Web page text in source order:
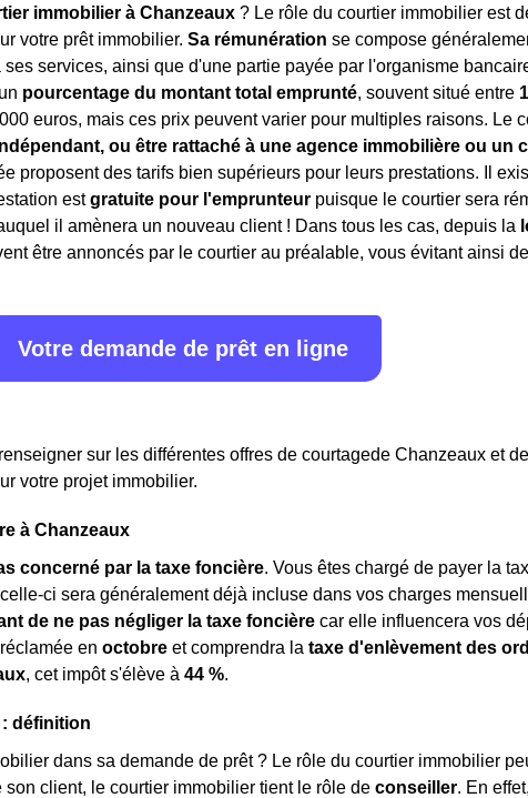
immobilier à Chanzeaux ? Le rôle du courtier immobilier est
votre prêt immobilier. Sa rémunération se compose
services, ainsi que d'une partie payée par l'organisme
pourcentage du montant total emprunté, souvent situé entre
euros, mais ces prix peuvent varier pour multiples raisons. Le
ou être rattaché à une agence immobilière ou un
proposent des tarifs bien supérieurs pour leurs prestations. Il
estgratuite pour l'emprunteur puisque le courtier sera
il amènera un nouveau client ! Dans tous les cas, depuis la
être annoncés par le courtier au préalable, vous évitant ainsi
Votre demande de prêt en ligne
sur les différentes offres de courtagede Chanzeaux et
votre projet immobilier.
à Chanzeaux
concerné par la taxe foncière. Vous êtes chargé de payer la
ci sera généralement déjà incluse dans vos charges
de ne pas négliger la taxe foncière car elle influencera vos
en octobre et comprendra la taxe d'enlèvement des
, cet impôt s'élève à 44 %.
définition
dans sa demande de prêt ? Le rôle du courtier immobilier
son client, le courtier immobilier tient le rôle de conseiller. En